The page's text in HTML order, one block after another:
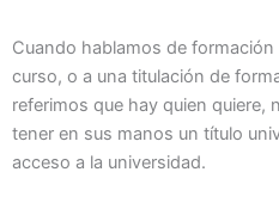
Cuando hablamos de
curso, o a una titulación de
referimos que hay quien quiere,
tener en sus manos un título
acceso a la universidad.